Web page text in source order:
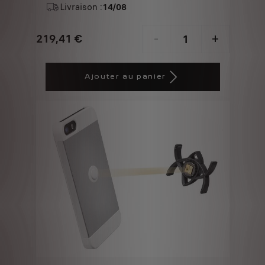
Livraison :14/08
219,41 €
Price
- +
Quantity
Ajouter au panier